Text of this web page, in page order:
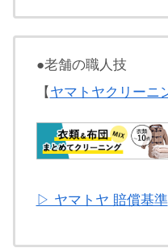
●老舗の職人技
【 ヤマトヤクリーニ
▷ ヤマトヤ 賠償基準